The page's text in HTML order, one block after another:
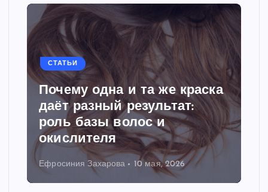
СТАТЬИ
Почему одна и та же краска
даёт разный результат:
роль базы волос и
окислителя
Ефросиния Захарова 10 мая, 2026